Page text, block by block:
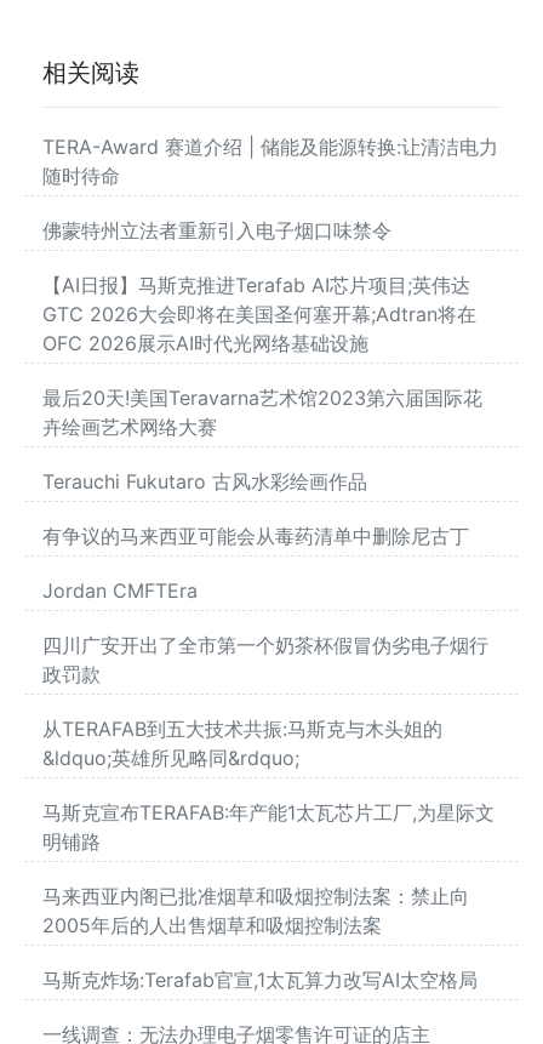
相关阅读
TERA-Award 赛道介绍 | 储能及能源转换:让清洁电力
随时待命
佛蒙特州立法者重新引入电子烟口味禁令
【AI日报】马斯克推进Terafab AI芯片项目;英伟达
GTC 2026大会即将在美国圣何塞开幕;Adtran将在
OFC 2026展示AI时代光网络基础设施
最后20天!美国Teravarna艺术馆2023第六届国际花
卉绘画艺术网络大赛
Terauchi Fukutaro 古风水彩绘画作品
有争议的马来西亚可能会从毒药清单中删除尼古丁
Jordan CMFTEra
四川广安开出了全市第一个奶茶杯假冒伪劣电子烟行
政罚款
从TERAFAB到五大技术共振:马斯克与木头姐的
&ldquo;英雄所见略同&rdquo;
马斯克宣布TERAFAB:年产能1太瓦芯片工厂,为星际文
明铺路
马来西亚内阁已批准烟草和吸烟控制法案：禁止向
2005年后的人出售烟草和吸烟控制法案
马斯克炸场:Terafab官宣,1太瓦算力改写AI太空格局
一线调查：无法办理电子烟零售许可证的店主